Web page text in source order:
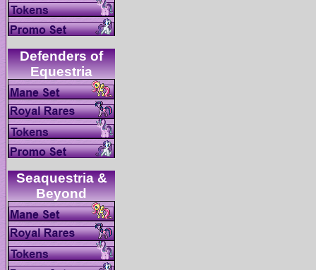
Defenders of
Seaquestria &